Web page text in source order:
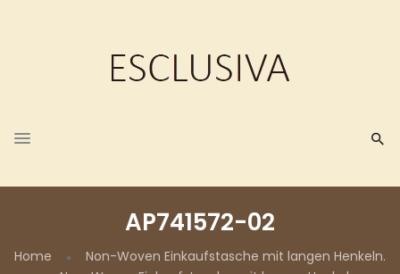
AP741572-02
Home
Non-Woven Einkaufstasche mit langen Henkeln.